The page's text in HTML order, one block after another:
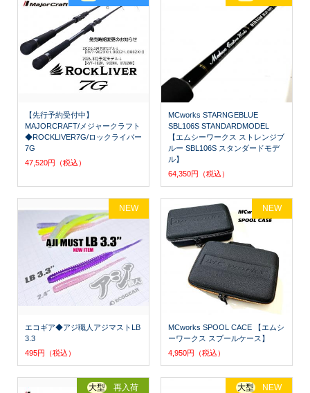
【先行予約受付中】
MAJORCRAFT/メジャークラフト
◆ROCKLIVER7G/ロックライバー
7G
47,520円（税込）
MCworks STARNGEBLUE
SBL106S STANDARDMODEL
【エムシーワークス ストレンジブ
ルー SBL106S スタンダードモデ
ル】
64,350円（税込）
エコギア◆アジ職人アジマストLB
3.3
495円（税込）
NEW
MCworks SPOOL CACE 【エムシ
ーワークス スプールケース】
4,950円（税込）
NEW
大型 再入荷 大型 NEW